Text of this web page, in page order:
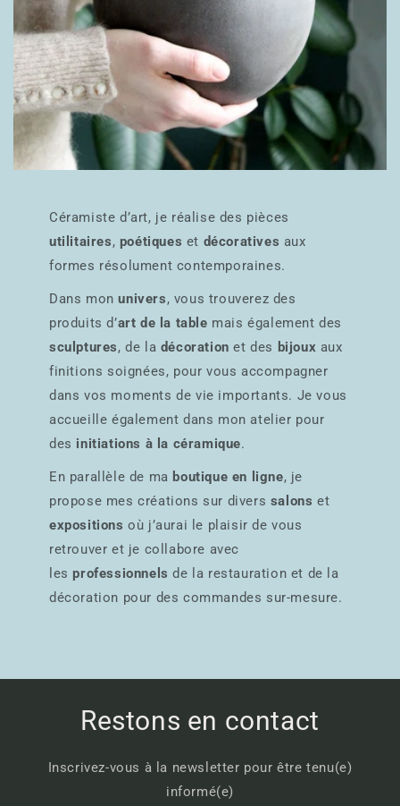
Céramiste d’art, je réalise des pièces
utilitaires, poétiques et décoratives aux
formes résolument contemporaines.
Dans monunivers, vous trouverez des
produits d’art de la table mais également des
sculptures, de la décoration et des bijoux aux
finitions soignées, pour vous accompagner
dans vos moments de vie importants. Je vous
accueille également dans mon atelier pour
des initiations à la céramique.
En parallèle de ma boutique en ligne, je
propose mes créations sur divers salons et
expositions où j’aurai le plaisir de vous
retrouver et je collabore avec
lesprofessionnels de la restauration et de la
décoration pour des commandes sur-mesure.
Restons en contact
Inscrivez-vous à la newsletter pour être tenu(e)
informé(e)